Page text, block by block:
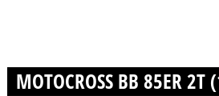
MOTOCROSS BB 85ER